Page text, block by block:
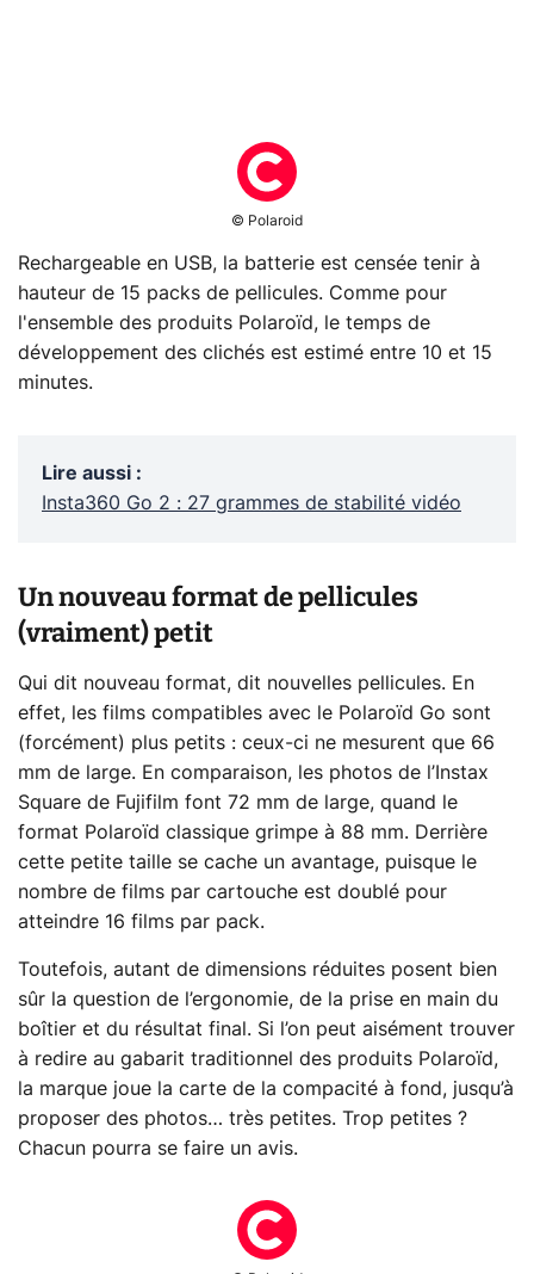
© Polaroid
Rechargeable en USB, la batterie est censée tenir à
hauteur de 15 packs de pellicules. Comme pour
l'ensemble des produits Polaroïd, le temps de
développement des clichés est estimé entre 10 et 15
minutes.
Lire aussi :
Insta360 Go 2 : 27 grammes de stabilité vidéo
Un nouveau format de pellicules
(vraiment) petit
Qui dit nouveau format, dit nouvelles pellicules. En
effet, les films compatibles avec le Polaroïd Go sont
(forcément) plus petits : ceux-ci ne mesurent que 66
mm de large. En comparaison, les photos de l’Instax
Square de Fujifilm font 72 mm de large, quand le
format Polaroïd classique grimpe à 88 mm. Derrière
cette petite taille se cache un avantage, puisque le
nombre de films par cartouche est doublé pour
atteindre 16 films par pack.
Toutefois, autant de dimensions réduites posent bien
sûr la question de l’ergonomie, de la prise en main du
boîtier et du résultat final. Si l’on peut aisément trouver
à redire au gabarit traditionnel des produits Polaroïd,
la marque joue la carte de la compacité à fond, jusqu’à
proposer des photos… très petites. Trop petites ?
Chacun pourra se faire un avis.